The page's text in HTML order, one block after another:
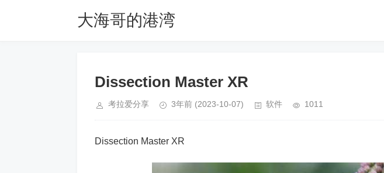
大海哥的港湾
Dissection Master XR
考拉爱分享 3年前 (2023-10-07) 软件 1011
Dissection Master XR